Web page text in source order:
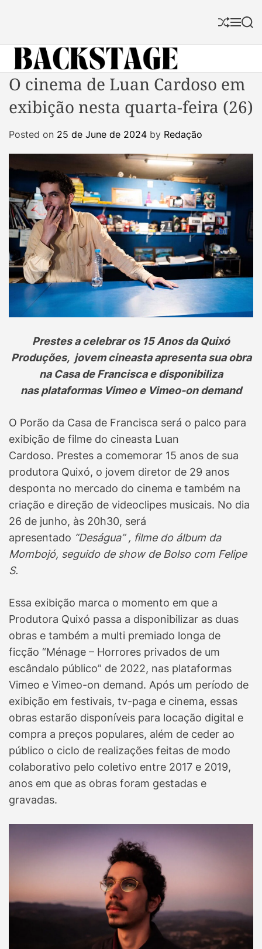
S
f
M S
c
h
B
a
c
s
t
a
e
M
a
g
O cinema de Luan Cardoso em
exibição nesta quarta-feira (26)
Posted on 25 de June de 2024 by Redação
Prestes a celebrar os 15 Anos da Quixó
Produções, jovem cineasta apresenta sua obra
na Casa de Francisca e disponibiliza
nas plataformas Vimeo e Vimeo-on demand
O Porão da Casa de Francisca será o palco para
exibição de filme do cineasta Luan
Cardoso. Prestes a comemorar 15 anos de sua
produtora Quixó, o jovem diretor de 29 anos
desponta no mercado do cinema e também na
criação e direção de videoclipes musicais. No dia
26 de junho, às 20h30, será
apresentado “Deságua” , filme do álbum da
Mombojó, seguido de show de Bolso com Felipe
S.
Essa exibição marca o momento em que a
Produtora Quixó passa a disponibilizar as duas
obras e também a multi premiado longa de
ficção “Ménage – Horrores privados de um
escândalo público” de 2022, nas plataformas
Vimeo e Vimeo-on demand. Após um período de
exibição em festivais, tv-paga e cinema, essas
obras estarão disponíveis para locação digital e
compra a preços populares, além de ceder ao
público o ciclo de realizações feitas de modo
colaborativo pelo coletivo entre 2017 e 2019,
anos em que as obras foram gestadas e
gravadas.